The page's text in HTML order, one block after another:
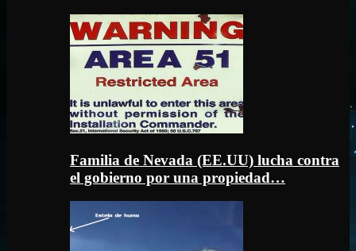
Familia de Nevada (EE.UU) lucha contra
el gobierno por una propiedad…